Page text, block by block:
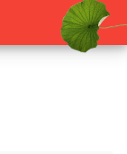
Brailliezeile,
oder Brailliezeile,